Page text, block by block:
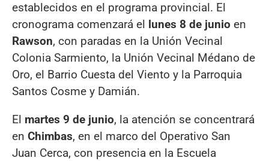
establecidos en el programa provincial. El
cronograma comenzará el lunes 8 de junio en
Rawson, con paradas en la Unión Vecinal
Colonia Sarmiento, la Unión Vecinal Médano de
Oro, el Barrio Cuesta del Viento y la Parroquia
Santos Cosme y Damián.
El martes 9 de junio, la atención se concentrará
en Chimbas, en el marco del Operativo San
Juan Cerca, con presencia en la Escuela